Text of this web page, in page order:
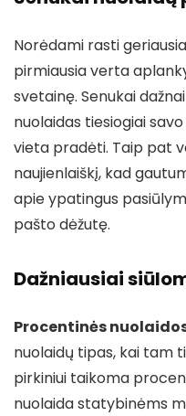
Norėdami rasti
pirmiausia verta
svetainę. Senukai
nuolaidas tiesiogiai
vieta pradėti. Taip pat
naujienlaiškį, kad
apie ypatingus
pašto dėžutę.
Dažniausiai
Procentinės
nuolaidų tipas, kai tam
pirkiniui taikoma
nuolaida statybinėms